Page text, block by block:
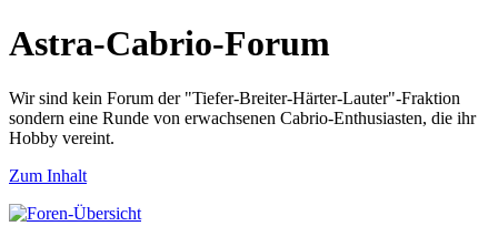
Astra-Cabrio-Forum
Wir sind kein Forum der "Tiefer-Breiter-Härter-Lauter"-Fraktion
sondern eine Runde von erwachsenen Cabrio-Enthusiasten, die ihr
Hobby vereint.
Zum Inhalt